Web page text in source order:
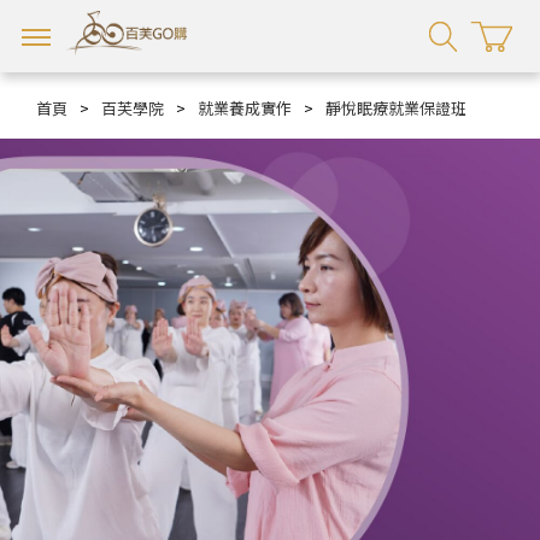
首頁 > 百芙學院 > 就業養成實作 > 靜悅眠療就業保證班